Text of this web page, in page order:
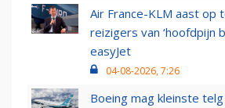
Air France-KLM aast op
reizigers van ‘hoofdpijn
easyJet
04-08-2026, 7:26
Boeing mag kleinste